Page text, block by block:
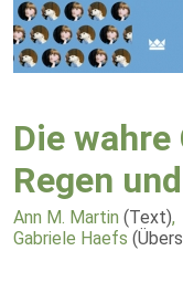
Die
Regen
Ann M. Martin (Text),
Gabriele Haefs